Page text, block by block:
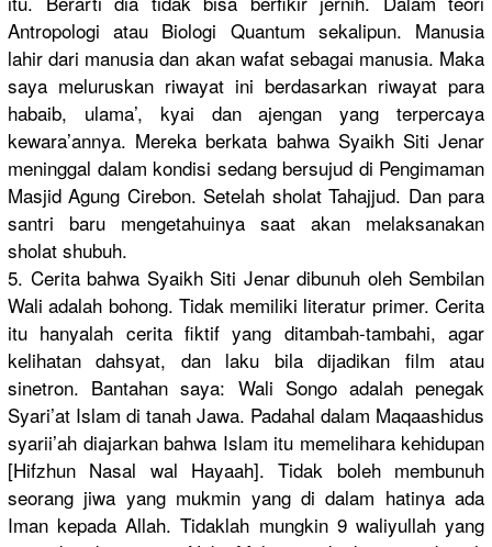
Antropologi atau Biologi Quantum sekalipun. Manusia
lahir dari manusia dan akan wafat sebagai manusia. Maka
saya meluruskan riwayat ini berdasarkan riwayat para
habaib, ulama’, kyai dan ajengan yang terpercaya
kewara’annya. Mereka berkata bahwa Syaikh Siti Jenar
meninggal dalam kondisi sedang bersujud di Pengimaman
Masjid Agung Cirebon. Setelah sholat Tahajjud. Dan para
santri baru mengetahuinya saat akan melaksanakan
sholat shubuh.
5. Cerita bahwa Syaikh Siti Jenar dibunuh oleh Sembilan
Wali adalah bohong. Tidak memiliki literatur primer. Cerita
itu hanyalah cerita fiktif yang ditambah-tambahi, agar
kelihatan dahsyat, dan laku bila dijadikan film atau
sinetron. Bantahan saya: Wali Songo adalah penegak
Syari’at Islam di tanah Jawa. Padahal dalam Maqaashidus
syarii’ah diajarkan bahwa Islam itu memelihara kehidupan
[Hifzhun Nasal wal Hayaah]. Tidak boleh membunuh
seorang jiwa yang mukmin yang di dalam hatinya ada
Iman kepada Allah. Tidaklah mungkin 9 waliyullah yang